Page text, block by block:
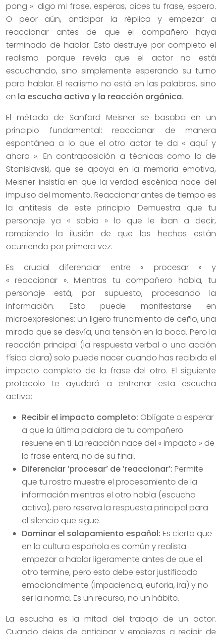
pong »: digo mi frase, esperas, dices tu frase, espero.
O peor aún, anticipar la réplica y empezar a
reaccionar antes de que el compañero haya
terminado de hablar. Esto destruye por completo el
realismo porque revela que el actor no está
escuchando, sino simplemente esperando su turno
para hablar. El realismo no está en las palabras, sino
en la escucha activa y la reacción orgánica.
El método de Sanford Meisner se basaba en un
principio fundamental: reaccionar de manera
espontánea a lo que el otro actor te da « aquí y
ahora ». En contraposición a técnicas como la de
Stanislavski, que se apoya en la memoria emotiva,
Meisner insistía en que la verdad escénica nace del
impulso del momento. Reaccionar antes de tiempo es
la antítesis de este principio. Demuestra que tu
personaje ya « sabía » lo que le iban a decir,
rompiendo la ilusión de que los hechos están
ocurriendo por primera vez.
Es crucial diferenciar entre « procesar » y
« reaccionar ». Mientras tu compañero habla, tu
personaje está, por supuesto, procesando la
información. Esto puede manifestarse en
microexpresiones: un ligero fruncimiento de ceño, una
mirada que se desvía, una tensión en la boca. Pero la
reacción principal (la respuesta verbal o una acción
física clara) solo puede nacer cuando has recibido el
impacto completo de la frase del otro. El siguiente
protocolo te ayudará a entrenar esta escucha
activa:
Recibir el impacto completo: Oblígate a esperar
a que la última palabra de tu compañero
resuene en ti. La reacción nace del « impacto » de
la frase entera, no de su final.
Diferenciar ‘procesar’ de ‘reaccionar’: Permite
que tu rostro muestre el procesamiento de la
información mientras el otro habla (escucha
activa), pero reserva la respuesta principal para
el silencio que sigue.
Dominar el solapamiento español: Es cierto que
en la cultura española es común y realista
empezar a hablar ligeramente antes de que el
otro termine, pero esto debe estar justificado
emocionalmente (impaciencia, euforia, ira) y no
ser la norma. Es un recurso, no un hábito.
La escucha es la mitad del trabajo de un actor.